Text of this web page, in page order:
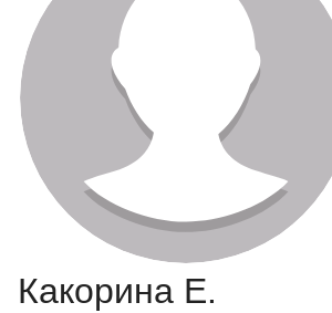
КЛЮЧЕВЫЕ СЛОВА
Регистрация
Какорина Е.